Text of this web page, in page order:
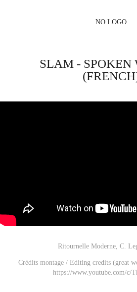
NO LOGO
SLAM - SPOKEN
Ritournelle Moderne, C.
Crédits montage / Editing credits (great
https://www.youtube.com/c/